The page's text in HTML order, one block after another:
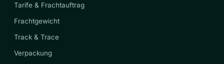
Tarife & Frachtauftrag
Frachtgewicht
Track & Trace
Verpackung